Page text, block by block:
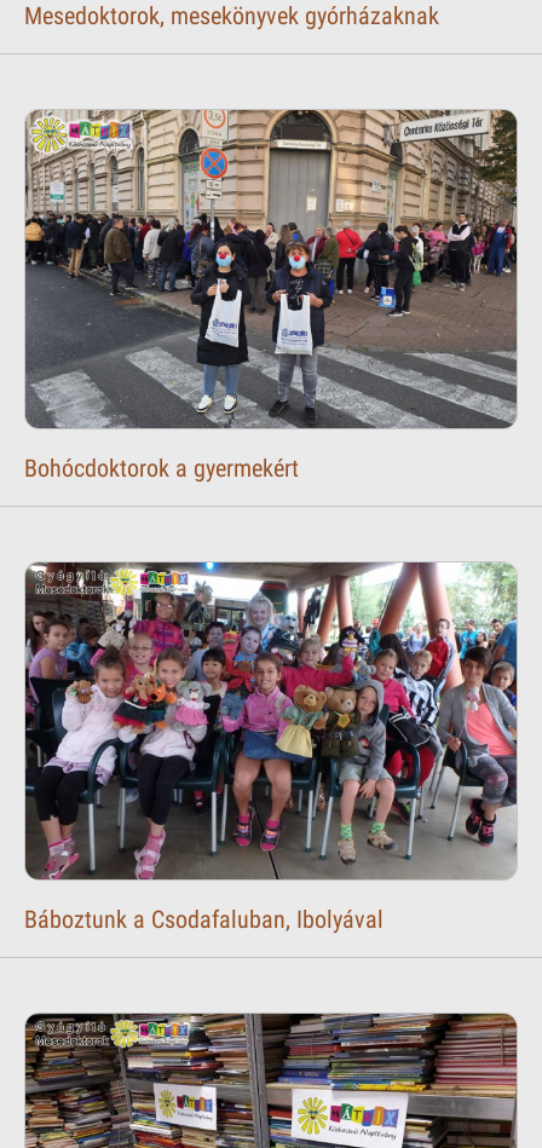
Mesedoktorok, mesekönyvek gyórházaknak
Bohócdoktorok a gyermekért
Báboztunk a Csodafaluban, Ibolyával